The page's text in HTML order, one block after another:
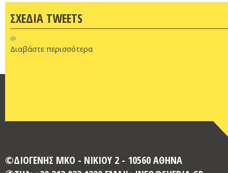
ΣΧΕΔΙΑ TWEETS
@
Διαβάστε περισσότερα
©ΔΙΟΓΕΝΗΣ ΜΚΟ - ΝΙΚΙΟΥ 2 - 10560 ΑΘΗΝΑ